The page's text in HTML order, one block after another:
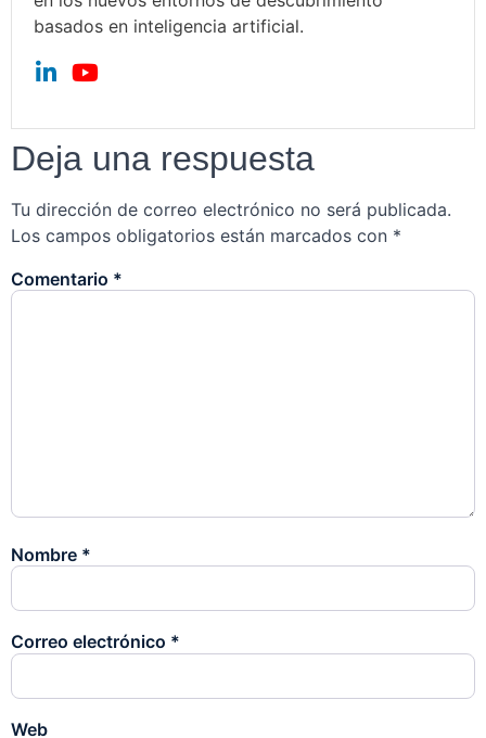
basados en inteligencia artificial.
Deja una respuesta
Tu dirección de correo electrónico no será publicada.
Los campos obligatorios están marcados con *
Comentario *
Nombre *
Correo electrónico *
Web